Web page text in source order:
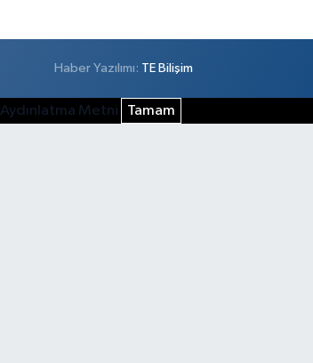
Haber Yazılımı: TE Bilişim
Metni Tamam